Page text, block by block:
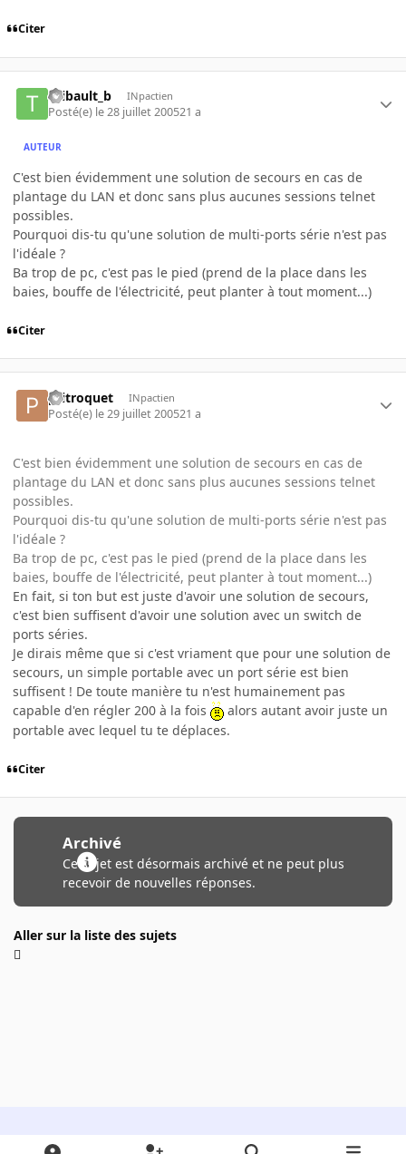
Citer
thibault_b INpactien
Posté(e) le 28 juillet 200521 a
AUTEUR
C'est bien évidemment une solution de secours en cas de
plantage du LAN et donc sans plus aucunes sessions telnet
possibles.
Pourquoi dis-tu qu'une solution de multi-ports série n'est pas
l'idéale ?
Ba trop de pc, c'est pas le pied (prend de la place dans les
baies, bouffe de l'électricité, peut planter à tout moment...)
Citer
ptitroquet INpactien
Posté(e) le 29 juillet 200521 a
C'est bien évidemment une solution de secours en cas de
plantage du LAN et donc sans plus aucunes sessions telnet
possibles.
Pourquoi dis-tu qu'une solution de multi-ports série n'est pas
l'idéale ?
Ba trop de pc, c'est pas le pied (prend de la place dans les
baies, bouffe de l'électricité, peut planter à tout moment...)
En fait, si ton but est juste d'avoir une solution de secours,
c'est bien suffisent d'avoir une solution avec un switch de
ports séries.
Je dirais même que si c'est vriament que pour une solution de
secours, un simple portable avec un port série est bien
suffisent ! De toute manière tu n'est humainement pas
capable d'en régler 200 à la fois
alors autant avoir juste un
portable avec lequel tu te déplaces.
Citer
Archivé
Ce sujet est désormais archivé et ne peut plus
recevoir de nouvelles réponses.
Aller sur la liste des sujets